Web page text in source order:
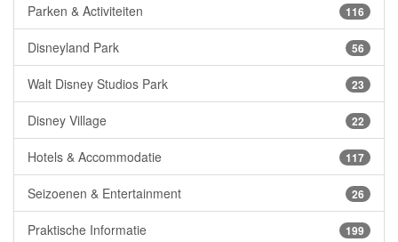
116
Parken & Activiteiten
56
Disneyland Park
23
Walt Disney Studios Park
22
Disney Village
117
Hotels & Accommodatie
26
Seizoenen & Entertainment
199
Praktische Informatie